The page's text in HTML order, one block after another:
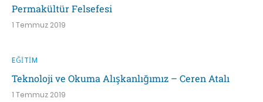
Permakültür Felsefesi
1 Temmuz 2019
EĞITIM
Teknoloji ve Okuma Alışkanlığımız – Ceren Atalı
1 Temmuz 2019